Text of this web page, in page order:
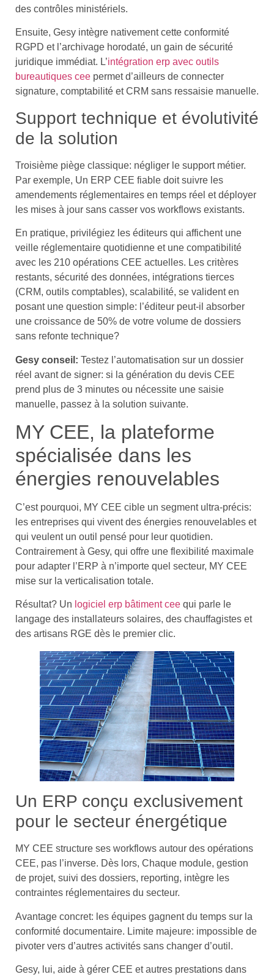
des contrôles ministériels.
Ensuite, Gesy intègre nativement cette conformité
RGPD et l’archivage horodaté, un gain de sécurité
juridique immédiat. L’intégration erp avec outils
bureautiques cee permet d’ailleurs de connecter
signature, comptabilité et CRM sans ressaisie manuelle.
Support technique et évolutivité
de la solution
Troisième piège classique: négliger le support métier.
Par exemple, Un ERP CEE fiable doit suivre les
amendements réglementaires en temps réel et déployer
les mises à jour sans casser vos workflows existants.
En pratique, privilégiez les éditeurs qui affichent une
veille réglementaire quotidienne et une compatibilité
avec les 210 opérations CEE actuelles. Les critères
restants, sécurité des données, intégrations tierces
(CRM, outils comptables), scalabilité, se valident en
posant une question simple: l’éditeur peut-il absorber
une croissance de 50% de votre volume de dossiers
sans refonte technique?
Gesy conseil: Testez l’automatisation sur un dossier
réel avant de signer: si la génération du devis CEE
prend plus de 3 minutes ou nécessite une saisie
manuelle, passez à la solution suivante.
MY CEE, la plateforme
spécialisée dans les
énergies renouvelables
C’est pourquoi, MY CEE cible un segment ultra-précis:
les entreprises qui vivent des énergies renouvelables et
qui veulent un outil pensé pour leur quotidien.
Contrairement à Gesy, qui offre une flexibilité maximale
pour adapter l’ERP à n’importe quel secteur, MY CEE
mise sur la verticalisation totale.
Résultat? Un logiciel erp bâtiment cee qui parle le
langage des installateurs solaires, des chauffagistes et
des artisans RGE dès le premier clic.
Un ERP conçu exclusivement
pour le secteur énergétique
MY CEE structure ses workflows autour des opérations
CEE, pas l’inverse. Dès lors, Chaque module, gestion
de projet, suivi des dossiers, reporting, intègre les
contraintes réglementaires du secteur.
Avantage concret: les équipes gagnent du temps sur la
conformité documentaire. Limite majeure: impossible de
pivoter vers d’autres activités sans changer d’outil.
Gesy, lui, aide à gérer CEE et autres prestations dans